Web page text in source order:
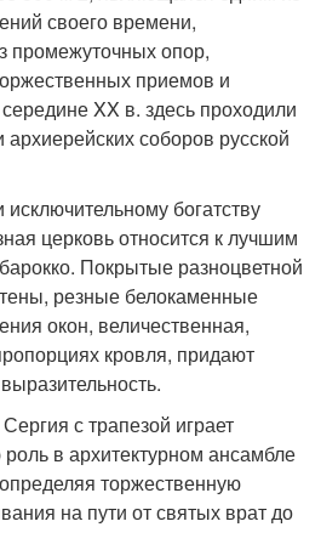
своего времени,
промежуточных опор,
приемов и
XX в. здесь проходили
соборов русской
богатству
церковь относится к лучшим
Покрытые разноцветной
резные белокаменные
окон, величественная,
кровля, придают
с трапезой играет
в архитектурном ансамбле
торжественную
на пути от святых врат до